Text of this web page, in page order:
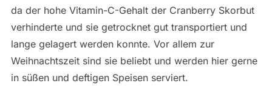
da der hohe Vitamin-C-Gehalt der Cranberry Skorbut
verhinderte und sie getrocknet gut transportiert und
lange gelagert werden konnte. Vor allem zur
Weihnachtszeit sind sie beliebt und werden hier gerne
in süßen und deftigen Speisen serviert.